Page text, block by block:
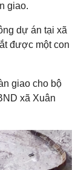
giao.
dự án tại xã
được một con
giao cho bộ
xã Xuân